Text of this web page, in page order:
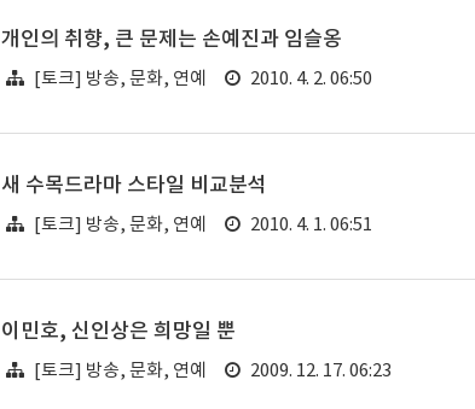
개인의 취향, 큰 문제는 손예진과 임슬옹
[토크] 방송, 문화, 연예 2010. 4. 2. 06:50
새 수목드라마 스타일 비교분석
[토크] 방송, 문화, 연예 2010. 4. 1. 06:51
이민호, 신인상은 희망일 뿐
[토크] 방송, 문화, 연예 2009. 12. 17. 06:23